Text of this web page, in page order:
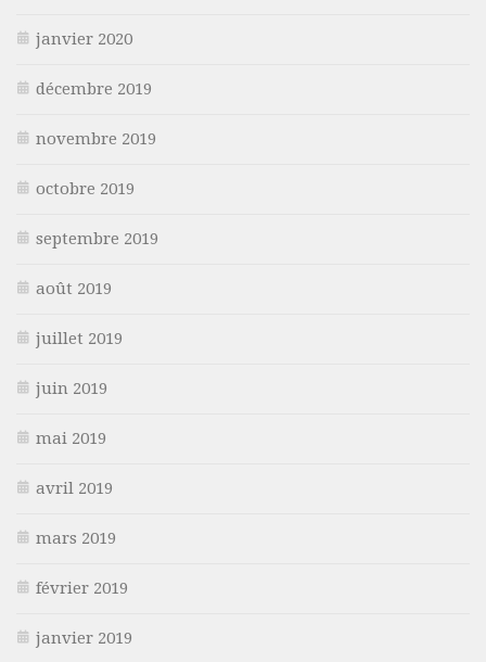
janvier 2020
décembre 2019
novembre 2019
octobre 2019
septembre 2019
août 2019
juillet 2019
juin 2019
mai 2019
avril 2019
mars 2019
février 2019
janvier 2019